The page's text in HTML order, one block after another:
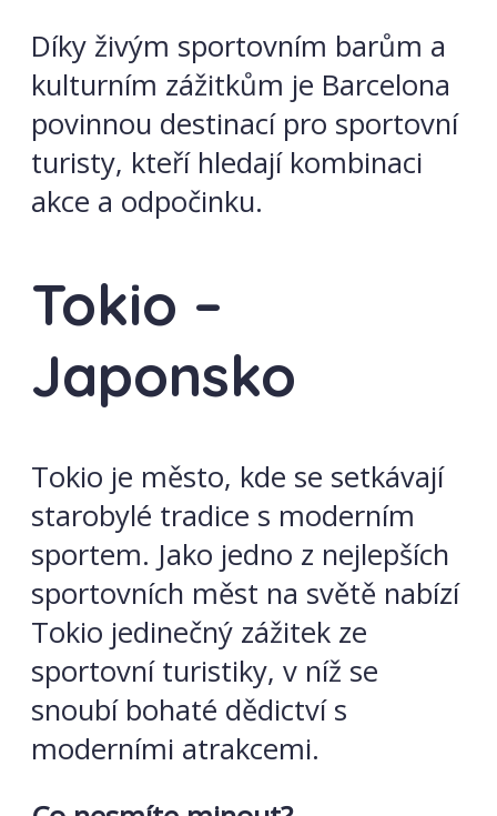
Díky živým sportovním barům a
kulturním zážitkům je Barcelona
povinnou destinací pro sportovní
turisty, kteří hledají kombinaci
akce a odpočinku.
Tokio –
Japonsko
Tokio je město, kde se setkávají
starobylé tradice s moderním
sportem. Jako jedno z nejlepších
sportovních měst na světě nabízí
Tokio jedinečný zážitek ze
sportovní turistiky, v níž se
snoubí bohaté dědictví s
moderními atrakcemi.